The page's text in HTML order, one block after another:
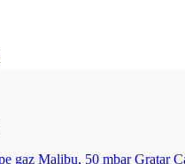
Gratar